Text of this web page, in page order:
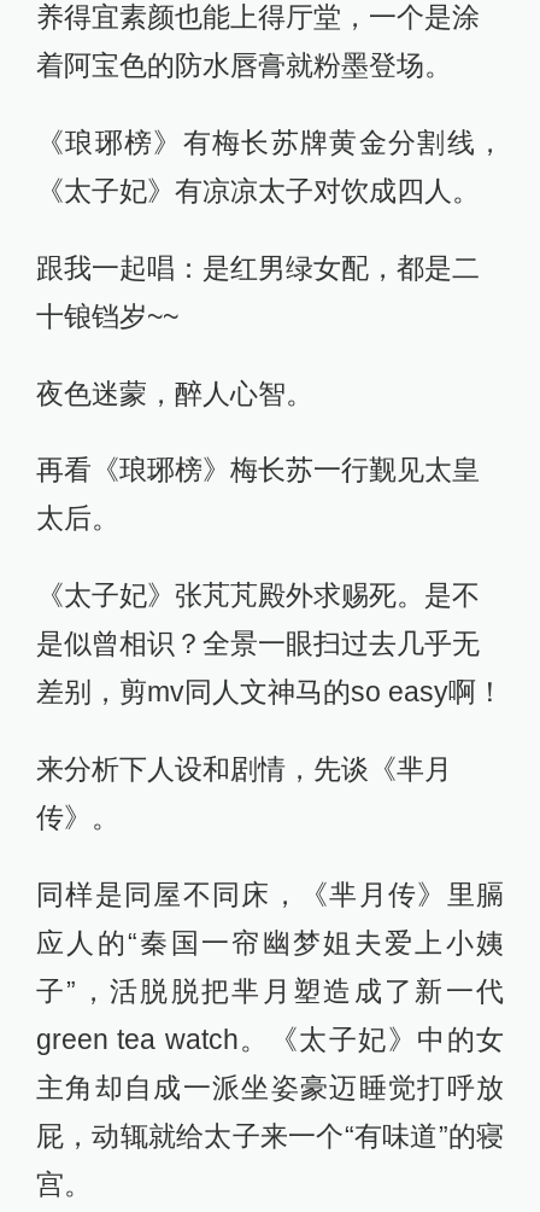
养得宜素颜也能上得厅堂，一个是涂
着阿宝色的防水唇膏就粉墨登场。
《琅琊榜》有梅长苏牌黄金分割线，
《太子妃》有凉凉太子对饮成四人。
跟我一起唱：是红男绿女配，都是二
十锒铛岁~~
夜色迷蒙，醉人心智。
再看《琅琊榜》梅长苏一行觐见太皇
太后。
《太子妃》张芃芃殿外求赐死。是不
是似曾相识？全景一眼扫过去几乎无
差别，剪mv同人文神马的so easy啊！
来分析下人设和剧情，先谈《芈月
传》。
同样是同屋不同床，《芈月传》里膈
应人的“秦国一帘幽梦姐夫爱上小姨
子”，活脱脱把芈月塑造成了新一代
green tea watch。《太子妃》中的女
主角却自成一派坐姿豪迈睡觉打呼放
屁，动辄就给太子来一个“有味道”的寝
宫。